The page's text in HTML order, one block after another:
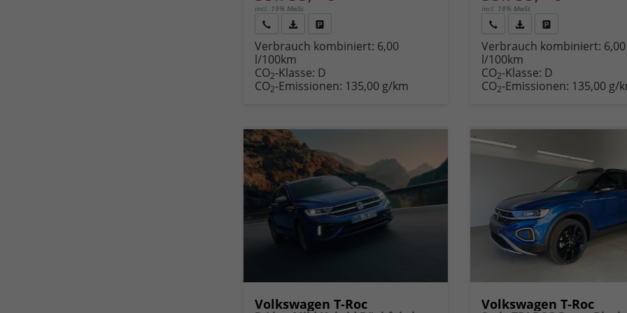
incl. 19% MwSt.
anfordernDatei,
Fahrzeugexposé
drucken
drucken,
oder
vergleichen
Verbrauch kombiniert: 6,00
l/100km
CO2-Klasse: D
CO2-Emissionen: 135,00 g/km
incl. 19% MwSt.
anfordernDatei,
Fahrzeugexposé
drucken
drucken,
oder
vergleichen
Verbrauch kombiniert: 6,00
l/100km
CO2-Klasse: D
CO2-Emissionen: 135,00 g/
Volkswagen T-Roc Volkswagen T-Roc